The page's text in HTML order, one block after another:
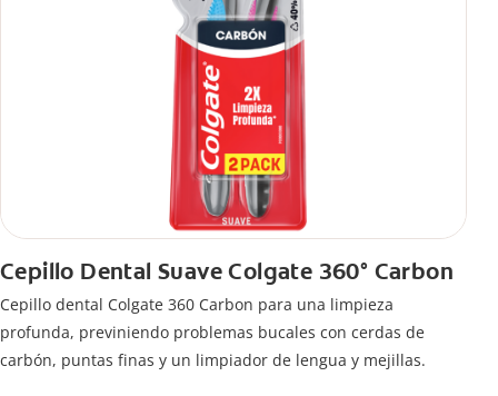
Cepillo Dental Suave Colgate 360° Carbon
Cepillo dental Colgate 360 ​​Carbon para una limpieza
profunda, previniendo problemas bucales con cerdas de
carbón, puntas finas y un limpiador de lengua y mejillas.